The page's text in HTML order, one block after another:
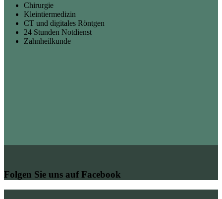
Chirurgie
Kleintiermedizin
CT und digitales Röntgen
24 Stunden Notdienst
Zahnheilkunde
Folgen Sie uns auf Facebook